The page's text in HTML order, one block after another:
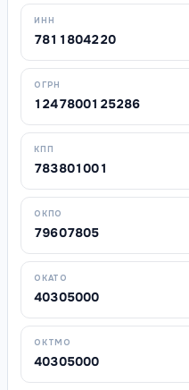
ИНН
7811804220
ОГРН
1247800125286
КПП
783801001
ОКПО
79607805
ОКАТО
40305000
ОКТМО
40305000